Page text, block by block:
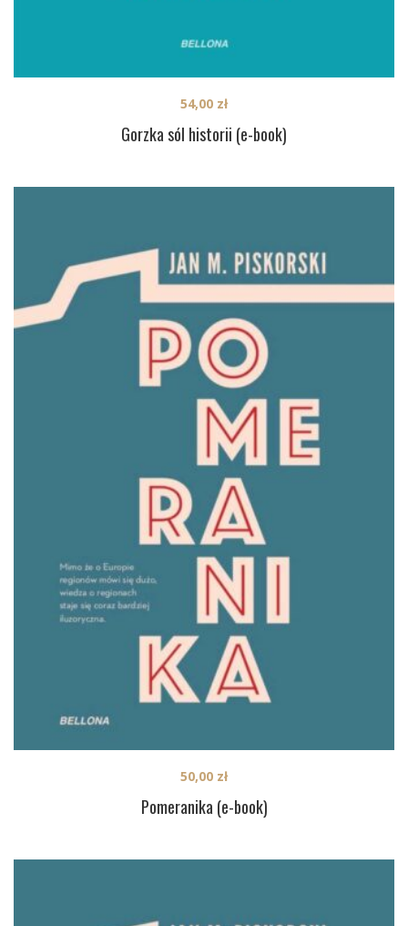
Gorzka sól historii (e-book)
54,00 zł
Pomeranika (e-book)
50,00 zł